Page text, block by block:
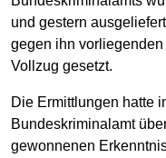
und gestern
gegen ihn
Vollzug gesetzt.
Die Ermittlungen hatte
Bundeskriminalamt
gewonnenen